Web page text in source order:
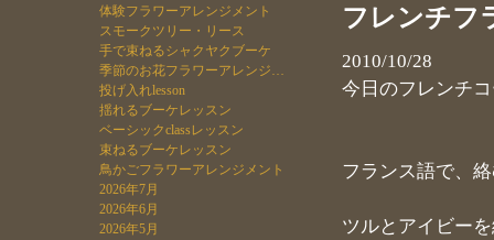
フレンチフ
2010/10/28
今日のフレンチ
フランス語で、
ツルとアイビー
体験フラワーアレンジメント
スモークツリー・リース
手で束ねるシャクヤクブーケ
季節のお花フラワーアレンジ…
投げ入れlesson
揺れるブーケレッスン
ベーシックclassレッスン
束ねるブーケレッスン
鳥かごフラワーアレンジメント
2026年7月
2026年6月
2026年5月